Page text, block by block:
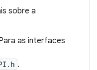
sobre a
as interfaces
.